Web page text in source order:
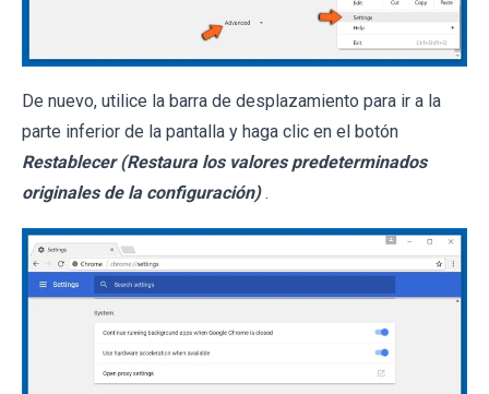
De nuevo, utilice la barra de desplazamiento para ir a la
parte inferior de la pantalla y haga clic en el botón
Restablecer (Restaura los valores predeterminados
originales de la configuración) .